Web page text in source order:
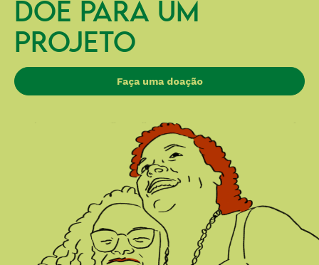
DOE PARA UM
PROJETO
Faça uma doação